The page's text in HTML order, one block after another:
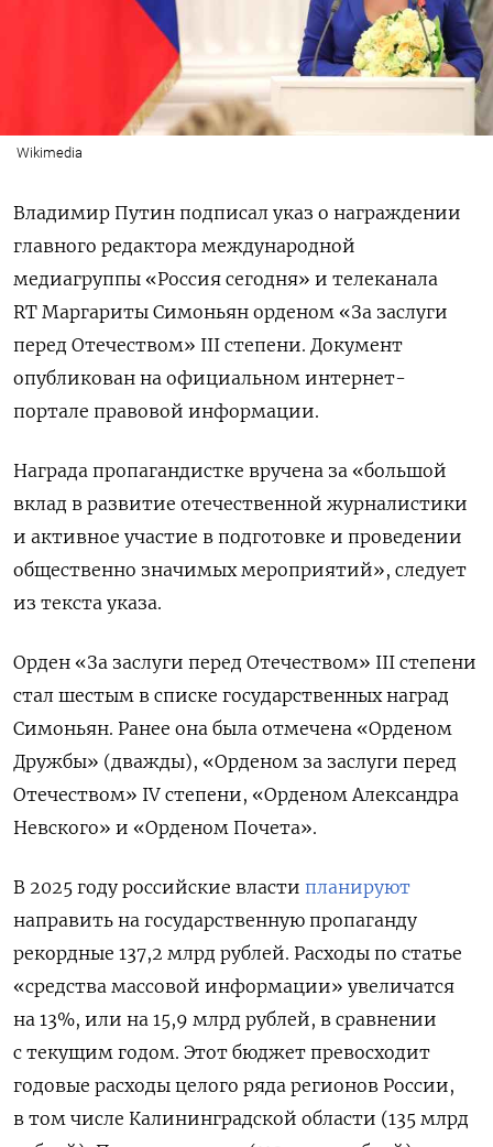
Wikimedia
Владимир Путин подписал указ о награждении
главного редактора международной
медиагруппы «Россия сегодня» и телеканала
RT Маргариты Симоньян орденом «За заслуги
перед Отечеством» III степени. Документ
опубликован на официальном интернет-
портале правовой информации.
Награда пропагандистке вручена за «большой
вклад в развитие отечественной журналистики
и активное участие в подготовке и проведении
общественно значимых мероприятий», следует
из текста указа.
Орден «За заслуги перед Отечеством» III степени
стал шестым в списке государственных наград
Симоньян. Ранее она была отмечена «Орденом
Дружбы» (дважды), «Орденом за заслуги перед
Отечеством» IV степени, «Орденом Александра
Невского» и «Орденом Почета».
В 2025 году российские власти планируют
направить на государственную пропаганду
рекордные 137,2 млрд рублей. Расходы по статье
«средства массовой информации» увеличатся
на 13%, или на 15,9 млрд рублей, в сравнении
с текущим годом. Этот бюджет превосходит
годовые расходы целого ряда регионов России,
в том числе Калининградской области (135 млрд